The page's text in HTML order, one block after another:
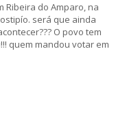
Ribeira do Amparo, na
será que ainda
O povo tem
quem mandou votar em